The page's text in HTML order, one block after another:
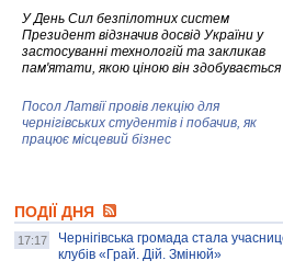
У День Сил безпілотних систем
Президент відзначив досвід України у
застосуванні технологій та закликав
пам'ятати, якою ціною він здобувається
Посол Латвії провів лекцію для
чернігівських студентів і побачив, як
працює місцевий бізнес
колекцію про війну, емоції та тварин
ПОДІЇ ДНЯ
17:17
Чернігівська громада стала
клубів «Грай. Дій. Змінюй»